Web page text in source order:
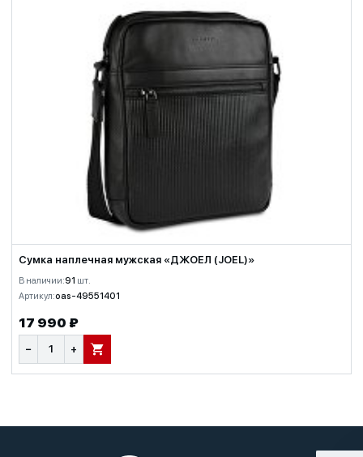
Сумка наплечная мужская «ДЖОЕЛ (JOEL)»
В наличии:91 шт.
Артикул:oas-49551401
17 990 ₽
− + В КОРЗИНУ